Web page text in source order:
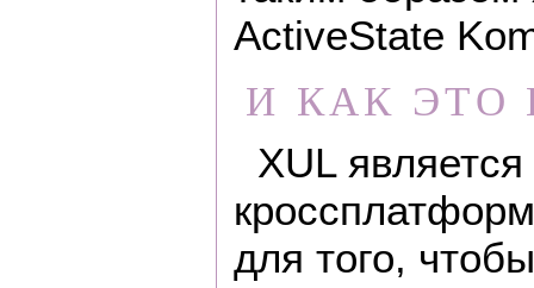
ActiveState
И КАК ЭТО
XUL
для того,